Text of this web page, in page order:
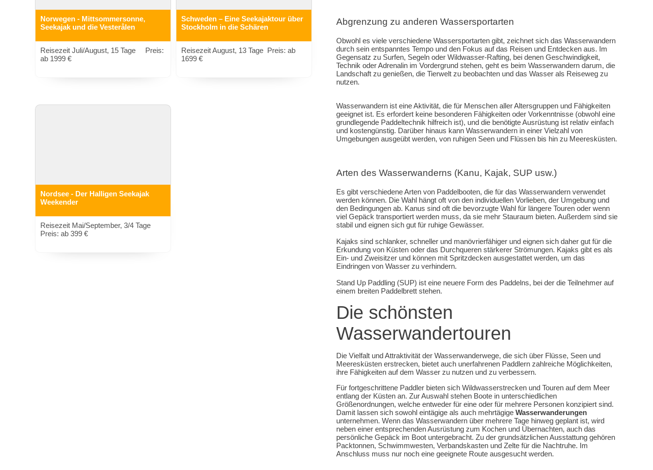
Norwegen - Mittsommersonne,
Seekajak und die Vesterålen
Reisezeit Juli/August, 15 Tage Preis:
ab 1999 €
Schweden – Eine Seekajaktour über
Stockholm in die Schären
Reisezeit August, 13 Tage Preis: ab
1699 €
Nordsee - Der Halligen Seekajak
Weekender
Reisezeit Mai/September, 3/4 Tage
Preis: ab 399 €
Abgrenzung zu anderen Wassersportarten
Obwohl es viele verschiedene Wassersportarten gibt, zeichnet sich das Wasserwandern
durch sein entspanntes Tempo und den Fokus auf das Reisen und Entdecken aus. Im
Gegensatz zu Surfen, Segeln oder Wildwasser-Rafting, bei denen Geschwindigkeit,
Technik oder Adrenalin im Vordergrund stehen, geht es beim Wasserwandern darum, die
Landschaft zu genießen, die Tierwelt zu beobachten und das Wasser als Reiseweg zu
nutzen.
Wasserwandern ist eine Aktivität, die für Menschen aller Altersgruppen und Fähigkeiten
geeignet ist. Es erfordert keine besonderen Fähigkeiten oder Vorkenntnisse (obwohl eine
grundlegende Paddeltechnik hilfreich ist), und die benötigte Ausrüstung ist relativ einfach
und kostengünstig. Darüber hinaus kann Wasserwandern in einer Vielzahl von
Umgebungen ausgeübt werden, von ruhigen Seen und Flüssen bis hin zu Meeresküsten.
Arten des Wasserwanderns (Kanu, Kajak, SUP usw.)
Es gibt verschiedene Arten von Paddelbooten, die für das Wasserwandern verwendet
werden können. Die Wahl hängt oft von den individuellen Vorlieben, der Umgebung und
den Bedingungen ab. Kanus sind oft die bevorzugte Wahl für längere Touren oder wenn
viel Gepäck transportiert werden muss, da sie mehr Stauraum bieten. Außerdem sind sie
stabil und eignen sich gut für ruhige Gewässer.
Kajaks sind schlanker, schneller und manövrierfähiger und eignen sich daher gut für die
Erkundung von Küsten oder das Durchqueren stärkerer Strömungen. Kajaks gibt es als
Ein- und Zweisitzer und können mit Spritzdecken ausgestattet werden, um das
Eindringen von Wasser zu verhindern.
Stand Up Paddling (SUP) ist eine neuere Form des Paddelns, bei der die Teilnehmer auf
einem breiten Paddelbrett stehen.
Die schönsten
Wasserwandertouren
Die Vielfalt und Attraktivität der Wasserwanderwege, die sich über Flüsse, Seen und
Meeresküsten erstrecken, bietet auch unerfahrenen Paddlern zahlreiche Möglichkeiten,
ihre Fähigkeiten auf dem Wasser zu nutzen und zu verbessern.
Für fortgeschrittene Paddler bieten sich Wildwasserstrecken und Touren auf dem Meer
entlang der Küsten an. Zur Auswahl stehen Boote in unterschiedlichen
Größenordnungen, welche entweder für eine oder für mehrere Personen konzipiert sind.
Damit lassen sich sowohl eintägige als auch mehrtägige Wasserwanderungen
unternehmen. Wenn das Wasserwandern über mehrere Tage hinweg geplant ist, wird
neben einer entsprechenden Ausrüstung zum Kochen und Übernachten, auch das
persönliche Gepäck im Boot untergebracht. Zu der grundsätzlichen Ausstattung gehören
Packtonnen, Schwimmwesten, Verbandskasten und Zelte für die Nachtruhe. Im
Anschluss muss nur noch eine geeignete Route ausgesucht werden.